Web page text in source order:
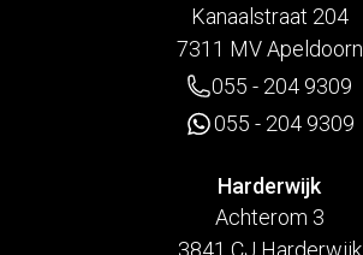
Kanaalstraat 204
7311 MV Apeldoorn
055 - 204 9309
055 - 204 9309
Harderwijk
Achterom 3